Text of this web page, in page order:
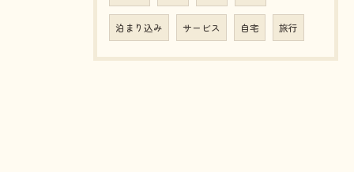
泊まり込み サービス 自宅 旅行